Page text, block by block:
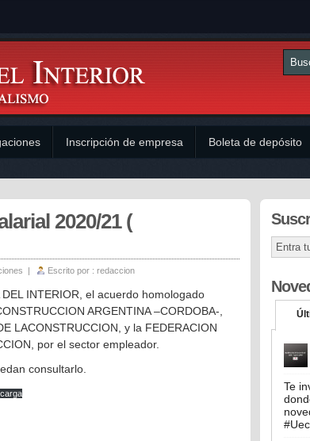
Inscripción de empresa Boleta de depósito
2020/21 (
| Escrito por : redaccion
INTERIOR, el acuerdo homologado
ARGENTINA –CORDOBA-,
LACONSTRUCCION, y la FEDERACION
por el sector empleador.
consultarlo.
Te